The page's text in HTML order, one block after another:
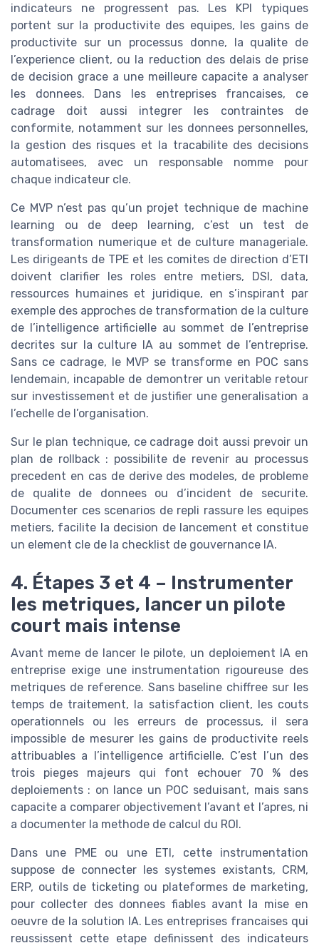
indicateurs ne progressent pas. Les KPI typiques
portent sur la productivite des equipes, les gains de
productivite sur un processus donne, la qualite de
l’experience client, ou la reduction des delais de prise
de decision grace a une meilleure capacite a analyser
les donnees. Dans les entreprises francaises, ce
cadrage doit aussi integrer les contraintes de
conformite, notamment sur les donnees personnelles,
la gestion des risques et la tracabilite des decisions
automatisees, avec un responsable nomme pour
chaque indicateur cle.
Ce MVP n’est pas qu’un projet technique de machine
learning ou de deep learning, c’est un test de
transformation numerique et de culture manageriale.
Les dirigeants de TPE et les comites de direction d’ETI
doivent clarifier les roles entre metiers, DSI, data,
ressources humaines et juridique, en s’inspirant par
exemple des approches de transformation de la culture
de l’intelligence artificielle au sommet de l’entreprise
decrites sur la culture IA au sommet de l’entreprise.
Sans ce cadrage, le MVP se transforme en POC sans
lendemain, incapable de demontrer un veritable retour
sur investissement et de justifier une generalisation a
l’echelle de l’organisation.
Sur le plan technique, ce cadrage doit aussi prevoir un
plan de rollback : possibilite de revenir au processus
precedent en cas de derive des modeles, de probleme
de qualite de donnees ou d’incident de securite.
Documenter ces scenarios de repli rassure les equipes
metiers, facilite la decision de lancement et constitue
un element cle de la checklist de gouvernance IA.
4. Étapes 3 et 4 – Instrumenter
les metriques, lancer un pilote
court mais intense
Avant meme de lancer le pilote, un deploiement IA en
entreprise exige une instrumentation rigoureuse des
metriques de reference. Sans baseline chiffree sur les
temps de traitement, la satisfaction client, les couts
operationnels ou les erreurs de processus, il sera
impossible de mesurer les gains de productivite reels
attribuables a l’intelligence artificielle. C’est l’un des
trois pieges majeurs qui font echouer 70 % des
deploiements : on lance un POC seduisant, mais sans
capacite a comparer objectivement l’avant et l’apres, ni
a documenter la methode de calcul du ROI.
Dans une PME ou une ETI, cette instrumentation
suppose de connecter les systemes existants, CRM,
ERP, outils de ticketing ou plateformes de marketing,
pour collecter des donnees fiables avant la mise en
oeuvre de la solution IA. Les entreprises francaises qui
reussissent cette etape definissent des indicateurs